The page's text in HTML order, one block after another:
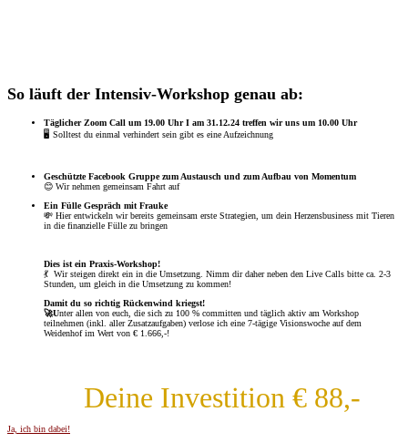
So läuft der Intensiv-Workshop genau ab:
Täglicher Zoom Call um 19.00 Uhr I am 31.12.24 treffen wir uns um 10.00 Uhr
🖥️ Solltest du einmal verhindert sein gibt es eine Aufzeichnung
Geschützte Facebook Gruppe zum Austausch und zum Aufbau von Momentum
😊 Wir nehmen gemeinsam Fahrt auf
Ein Fülle Gespräch mit Frauke
💸 Hier entwickeln wir bereits gemeinsam erste Strategien, um dein Herzensbusiness mit Tieren
in die finanzielle Fülle zu bringen
Dies ist ein Praxis-Workshop!
💃 Wir steigen direkt ein in die Umsetzung. Nimm dir daher neben den Live Calls bitte ca. 2-3
Stunden, um gleich in die Umsetzung zu kommen!
Damit du so richtig Rückenwind kriegst!
🚀Unter allen von euch, die sich zu 100 % committen und täglich aktiv am Workshop
teilnehmen (inkl. aller Zusatzaufgaben) verlose ich eine 7-tägige Visionswoche auf dem
Weidenhof im Wert von € 1.666,-!
Deine Investition € 88,-
Ja, ich bin dabei!